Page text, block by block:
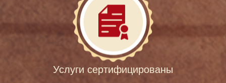
Услуги сертифицированы